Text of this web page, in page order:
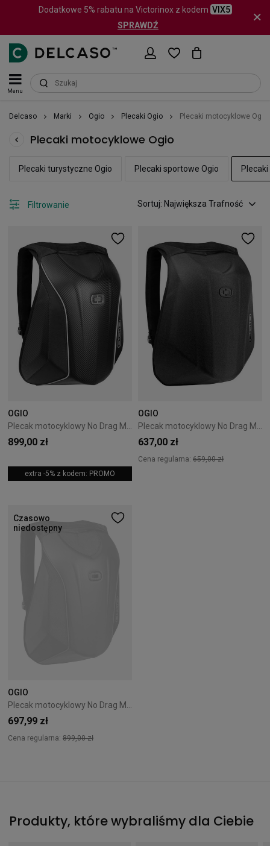
Dodatkowe 5% rabatu na Victorinox z kodem VIX5
SPRAWDŹ
Menu
Delcaso Marki Ogio Plecaki Ogio Plecaki motocyklowe Ogio
Plecaki motocyklowe Ogio
Plecaki turystyczne Ogio Plecaki sportowe Ogio
Sortuj: Największa Trafność
Filtrowanie
OGIO
899,00 zł
extra -5% z kodem: PROMO
OGIO
637,00 zł
Cena regularna: 659,00 zł
Czasowo
niedostępny
OGIO
Plecak motocyklowy No Drag Mach 3 OGIO Czarny
697,99 zł
Cena regularna: 899,00 zł
Produkty, które wybraliśmy dla Ciebie